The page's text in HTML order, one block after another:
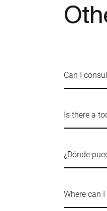
Can I
Is there a
¿Dónde
Where can